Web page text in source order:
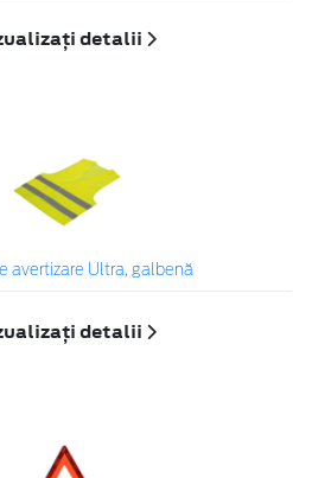
detalii
avertizare Ultra, galbenă
detalii